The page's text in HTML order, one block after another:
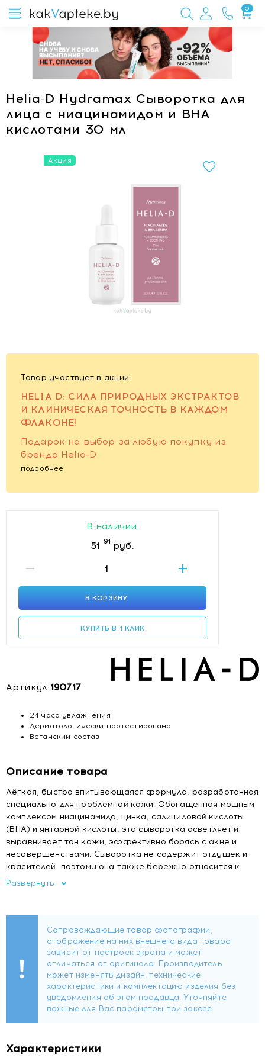
0
Helia-D Hydramax Сыворотка для
лица с ниацинамидом и ВНА
кислотами 30 мл
Акция
Товар участвует в акции:
HELIA D: СИЛА ПРИРОДНЫХ ЭКСТРАКТОВ
И КЛИНИЧЕСКАЯ ТОЧНОСТЬ В КАЖДОМ
ФЛАКОНЕ!
Подарок на выбор за любую покупку из
бренда Helia-D
подробнее
В наличии.
51 91 руб.
В КОРЗИНУ
КУПИТЬ В 1 КЛИК
Артикул:190717
24 часа увлажнения
Дерматологически протестировано
Веганский состав
Описание товара
Лёгкая, быстро впитывающаяся формула, разработанная
специально для проблемной кожи. Обогащённая мощным
комплексом ниацинамида, цинка, салициловой кислоты
(BHA) и янтарной кислоты, эта сыворотка осветляет и
выравнивает тон кожи, эффективно борясь с акне и
несовершенствами. Сыворотка не содержит отдушек и
красителей, поэтому она также бережно относится к
чувствительной коже, делая её чистой, гладкой и свежей
В СОСТАВЕ
Ниацинамид помогает сузить поры, а цинк
регулирует выработку кожного сала и очищает
кожу.
Салициловая кислота, доказанное средство для
борьбы с акне, очищает закупоренные поры и
жирности кожи
Развернуть
Характеристики